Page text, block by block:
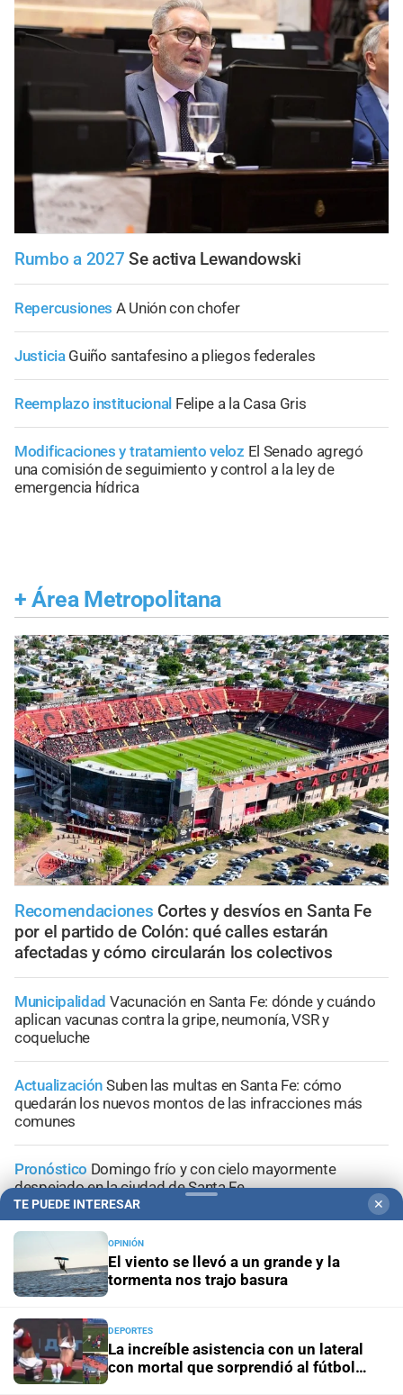
Rumbo a 2027 Se activa Lewandowski
Repercusiones A Unión con chofer
Justicia Guiño santafesino a pliegos federales
Reemplazo institucional Felipe a la Casa Gris
Modificaciones y tratamiento veloz El Senado agregó
una comisión de seguimiento y control a la ley de
emergencia hídrica
+ Área Metropolitana
Recomendaciones Cortes y desvíos en Santa Fe
por el partido de Colón: qué calles estarán
afectadas y cómo circularán los colectivos
Municipalidad Vacunación en Santa Fe: dónde y cuándo
aplican vacunas contra la gripe, neumonía, VSR y
coqueluche
Actualización Suben las multas en Santa Fe: cómo
quedarán los nuevos montos de las infracciones más
comunes
Pronóstico Domingo frío y con cielo mayormente
despejado en la ciudad de Santa Fe
Santa Fe ciudad
Esmeralda Este II: la Villa Suramericana
que después de los Juegos será hogar de 346 familias
+Sucesos
TE PUEDE INTERESAR ✕
OPINIÓN
El viento se llevó a un grande y la
tormenta nos trajo basura
DEPORTES
La increíble asistencia con un lateral
con mortal que sorprendió al fútbol